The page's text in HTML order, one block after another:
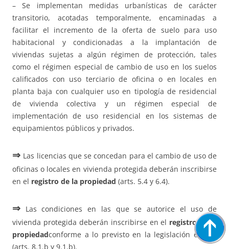
– Se implementan medidas urbanísticas de carácter
transitorio, acotadas temporalmente, encaminadas a
facilitar el incremento de la oferta de suelo para uso
habitacional y condicionadas a la implantación de
viviendas sujetas a algún régimen de protección, tales
como el régimen especial de cambio de uso en los suelos
calificados con uso terciario de oficina o en locales en
planta baja con cualquier uso en tipología de residencial
de vivienda colectiva y un régimen especial de
implementación de uso residencial en los sistemas de
equipamientos públicos y privados.
⇒ Las licencias que se concedan para el cambio de uso de
oficinas o locales en vivienda protegida deberán inscribirse
en el registro de la propiedad (arts. 5.4 y 6.4).
⇒ Las condiciones en las que se autorice el uso de
vivienda protegida deberán inscribirse en el registro de la
propiedadconforme a lo previsto en la legislación estatal
(arts. 8.1.b y 9.1.b).